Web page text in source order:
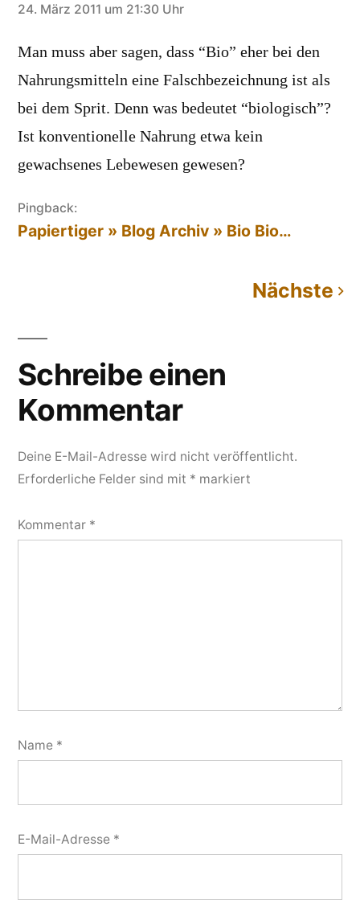
sagt:
24. März 2011 um 21:30 Uhr
Man muss aber sagen, dass “Bio” eher bei den
Nahrungsmitteln eine Falschbezeichnung ist als
bei dem Sprit. Denn was bedeutet “biologisch”?
Ist konventionelle Nahrung etwa kein
gewachsenes Lebewesen gewesen?
Pingback:
Papiertiger » Blog Archiv » Bio Bio…
Kommentarnavigation
Nächste
Schreibe einen
Kommentar
Deine E-Mail-Adresse wird nicht veröffentlicht.
Erforderliche Felder sind mit * markiert
Kommentar *
Name *
E-Mail-Adresse *